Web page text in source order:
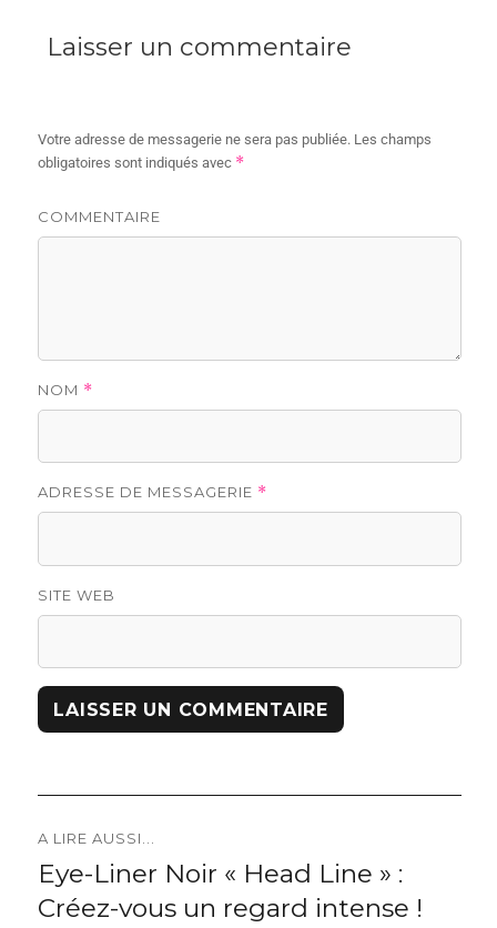
Laisser un commentaire
Votre adresse de messagerie ne sera pas publiée. Les champs
obligatoires sont indiqués avec *
COMMENTAIRE
NOM *
ADRESSE DE MESSAGERIE *
SITE WEB
Navigation
de
A LIRE AUSSI...
Previous
post:
Eye-Liner Noir « Head Line » :
Créez-vous un regard intense !